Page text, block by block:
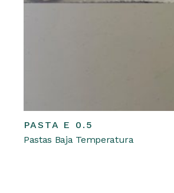
PASTA E 0.5
Pastas Baja Temperatura